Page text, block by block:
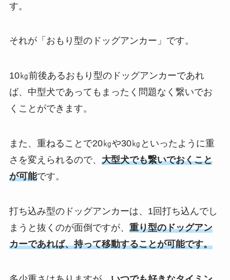
す。
それが「おもり型のドッグアンカー」です。
10㎏前後あるおもり型のドッグアンカーであれ
ば、中型犬であってもまったく問題なく繋いでお
くことができます。
また、重ねることで20㎏や30㎏といったように重
さを変えられるので、 大型犬でも繋いでおくこと
が可能です。
打ち込み型のドッグアンカーは、1回打ち込んでし
まうと抜くのが面倒ですが、 重り型のドッグアン
カーであれば、持って移動することが可能です。